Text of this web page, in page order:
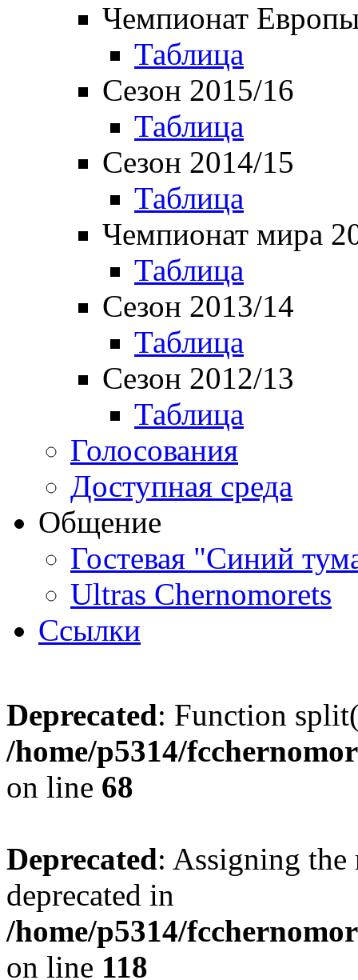
Чемпионат
Таблица
Сезон 2015/16
Таблица
Сезон 2014/15
Таблица
Чемпионат мира
Таблица
Сезон 2013/14
Таблица
Сезон 2012/13
Таблица
Голосования
Доступная среда
Общение
Гостевая "Синий
Ultras Chernomorets
Ссылки
Deprecated: Function
/home/p5314/
on line 68
Deprecated: Assigning the
deprecated in
/home/p5314/
on line 118